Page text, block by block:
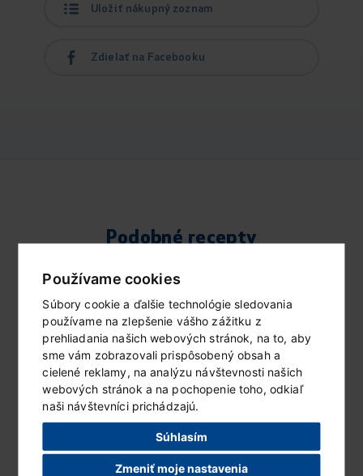
Používame cookies
Súbory cookie a ďalšie technológie sledovania
používame na zlepšenie vášho zážitku z
prehliadania našich webových stránok, na to, aby
sme vám zobrazovali prispôsobený obsah a
cielené reklamy, na analýzu návštevnosti našich
webových stránok a na pochopenie toho, odkiaľ
naši návštevníci prichádzajú.
Súhlasím
Zmeniť moje nastavenia
Uložiť nákupný zoznam
Zdielať na Facebooku
Podobné recepty
Mrazený Lipánek s ovocím
a čokoládou